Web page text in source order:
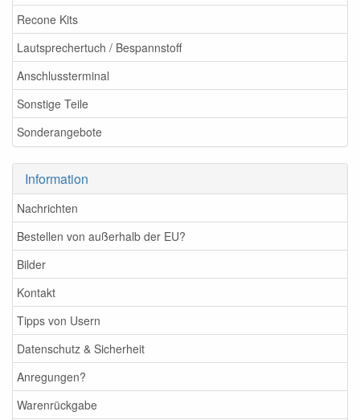
Recone Kits
Lautsprechertuch / Bespannstoff
Anschlussterminal
Sonstige Teile
Sonderangebote
Information
Nachrichten
Bestellen von außerhalb der EU?
Bilder
Kontakt
Tipps von Usern
Datenschutz & Sicherheit
Anregungen?
Warenrückgabe